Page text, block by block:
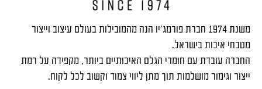
משנת 1974 חברת פורמג'יו הנה מהמובילות בעולם עיצוב וייצור
מטבחי איכות בישראל.
החברה עובדת עם חומרי הגלם האיכותיים ביותר, מקפידה על רמת
ייצור וגימור מושלמות תוך מתן ליווי צמוד וקשוב לכל לקוח.